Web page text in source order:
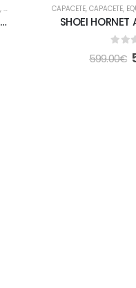
, FORA DE ESTRADA
SHOEI HORNET ADV 06 - INVIGORATE TC-10
-5%
CAPACETE, CAPACETE,
SHOEI
out
599.00€